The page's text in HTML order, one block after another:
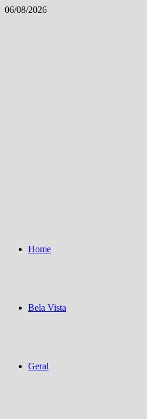
Skip
06/08/2026
Home
Bela Vista
Geral